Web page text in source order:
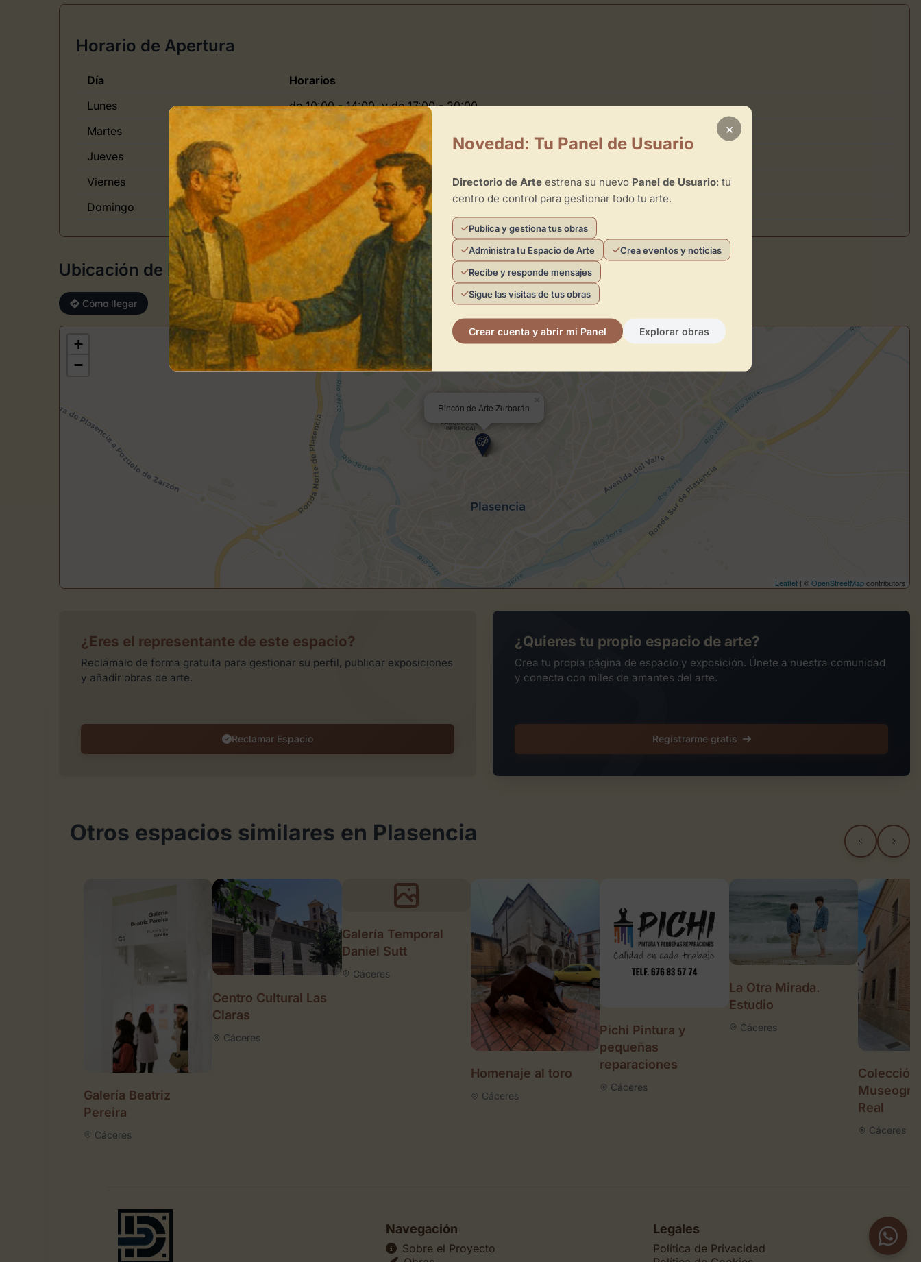
Horario de Apertura
Día
Horarios
Lunes
de 10:00 - 14:00, y de 17:00 - 20:00
Martes
de 10:00 - 14:00, y de 17:00 - 20:00
Jueves
de 10:00 - 14:00, y de 17:00 - 20:00
Viernes
de 10:00 - 14:00, y de 17:00 - 20:00
Domingo
de -
Ubicación de Rincón de Arte Zurbarán
Cómo llegar
Rincón de Arte Zurbarán
+
−
Leaflet | ©OpenStreetMapcontributors
¿Eres el representante de este espacio?
Reclámalo de forma gratuita para gestionar su perfil, publicar exposiciones
y añadir obras de arte.
Reclamar Espacio
¿Quieres tu propio espacio de arte?
Crea tu propia página de espacio y exposición. Únete a nuestra comunidad
y conecta con miles de amantes del arte.
Registrarme gratis
Otros espacios similares en Plasencia
Galería Beatriz
Pereira
Cáceres
Centro Cultural Las
Claras
Cáceres
Galería Temporal
Daniel Sutt
Cáceres
Homenaje al toro
Cáceres
Pichi Pintura y
pequeñas
reparaciones
Cáceres
La Otra Mirada.
Estudio
Cáceres
Colección
Real
Cáceres
Navegación
Sobre el Proyecto
Legales
Política de Privacidad
×
Novedad: Tu Panel de Usuario
Directorio de Arteestrena su nuevo Panel de Usuario: tu
centro de control para gestionar todo tu arte.
Publica y gestiona tus obras
Administra tu Espacio de Arte
Crea eventos y noticias
Recibe y responde mensajes
Sigue las visitas de tus obras
Crear cuenta y abrir mi Panel Explorar obras